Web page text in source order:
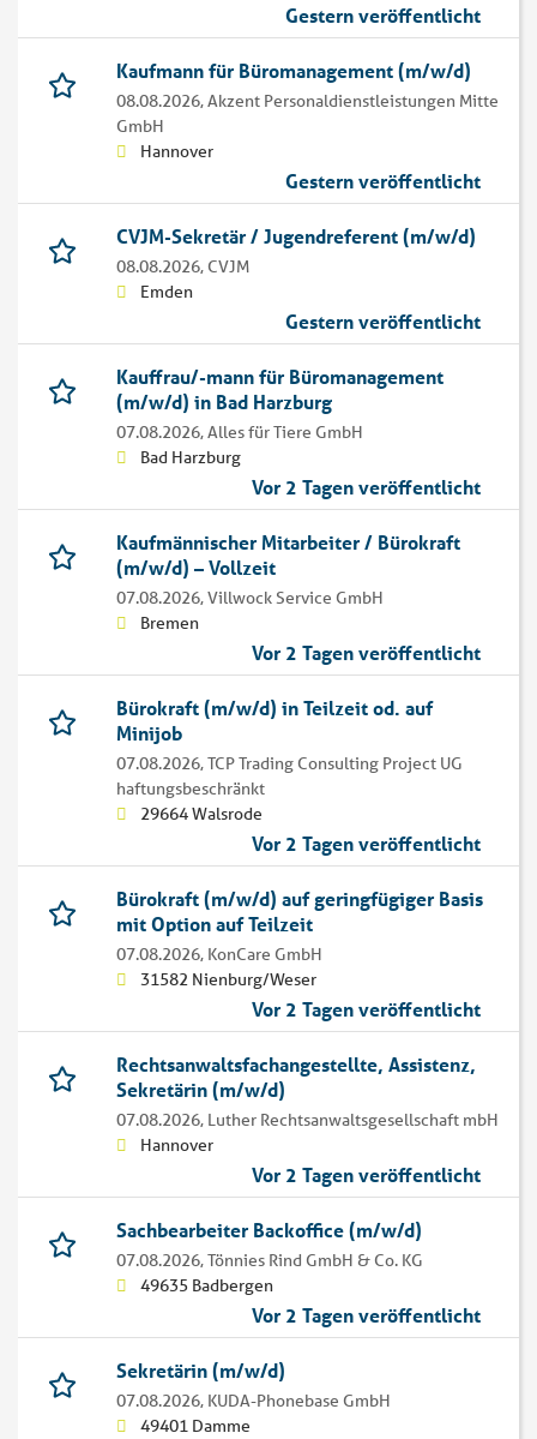
Gestern veröffentlicht
Kaufmann für Büromanagement (m/w/d)
08.08.2026,Akzent Personaldienstleistungen Mitte
GmbH
Hannover
Gestern veröffentlicht
CVJM-Sekretär / Jugendreferent (m/w/d)
08.08.2026, CVJM
Emden
Gestern veröffentlicht
Kauffrau/-mann für Büromanagement
(m/w/d) in Bad Harzburg
07.08.2026,Alles für Tiere GmbH
Bad Harzburg
Vor 2 Tagen veröffentlicht
Kaufmännischer Mitarbeiter / Bürokraft
(m/w/d) – Vollzeit
07.08.2026,Villwock Service GmbH
Bremen
Vor 2 Tagen veröffentlicht
Bürokraft (m/w/d) in Teilzeit od. auf
Minijob
07.08.2026,TCP Trading Consulting Project UG
haftungsbeschränkt
29664 Walsrode
Vor 2 Tagen veröffentlicht
Bürokraft (m/w/d) auf geringfügiger Basis
mit Option auf Teilzeit
07.08.2026, KonCare GmbH
31582 Nienburg/Weser
Vor 2 Tagen veröffentlicht
Rechtsanwaltsfachangestellte, Assistenz,
Sekretärin (m/w/d)
07.08.2026, Luther Rechtsanwaltsgesellschaft mbH
Hannover
Vor 2 Tagen veröffentlicht
Sachbearbeiter Backoffice (m/w/d)
07.08.2026,Tönnies Rind GmbH & Co. KG
49635 Badbergen
Vor 2 Tagen veröffentlicht
Sekretärin (m/w/d)
07.08.2026, KUDA-Phonebase GmbH
49401 Damme